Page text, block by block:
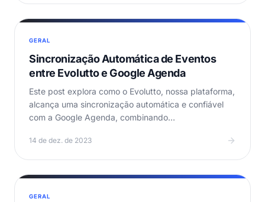
GERAL
Sincronização Automática de Eventos
entre Evolutto e Google Agenda
Este post explora como o Evolutto, nossa plataforma,
alcança uma sincronização automática e confiável
com a Google Agenda, combinando
14 de dez. de 2023
GERAL